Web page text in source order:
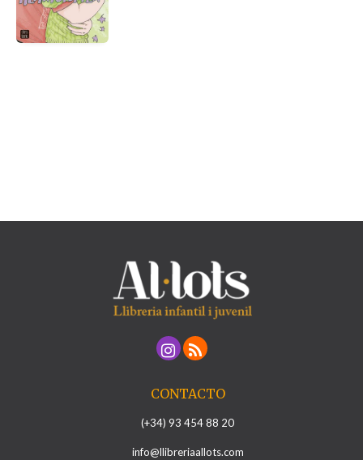
CONTACTO
(+34) 93 454 88 20
info@llibreriaallots.com